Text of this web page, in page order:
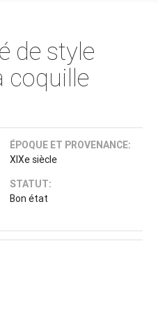
de style
coquille
ÉPOQUE ET PROVENANCE:
XIXe siècle
STATUT:
Bon état